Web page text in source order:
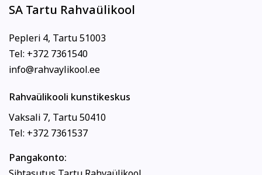
SA Tartu Rahvaülikool
Pepleri 4, Tartu 51003
Tel: +372 7361540
info@rahvaylikool.ee
Rahvaülikooli kunstikeskus
Vaksali 7, Tartu 50410
Tel: +372 7361537
Pangakonto: